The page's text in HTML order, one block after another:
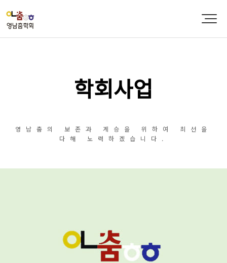
학회사업
영남춤의 보존과 계승을 위하여 최선을
다해 노력하겠습니다.